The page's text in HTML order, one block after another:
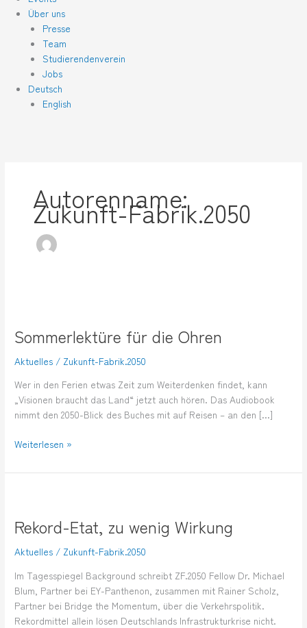
Über uns
Presse
Team
Studierendenverein
Jobs
Deutsch
English
Autorenname:
Zukunft-Fabrik.2050
Sommerlektüre für die Ohren
Aktuelles / Zukunft-Fabrik.2050
Wer in den Ferien etwas Zeit zum Weiterdenken findet, kann
„Visionen braucht das Land“ jetzt auch hören. Das Audiobook
nimmt den 2050-Blick des Buches mit auf Reisen – an den […]
die
Weiterlesen »
Rekord-Etat, zu wenig Wirkung
Aktuelles / Zukunft-Fabrik.2050
Im Tagesspiegel Background schreibt ZF.2050 Fellow Dr. Michael
Blum, Partner bei EY-Panthenon, zusammen mit Rainer Scholz,
Partner bei Bridge the Momentum, über die Verkehrspolitik.
Rekordmittel allein lösen Deutschlands Infrastrukturkrise nicht.
zu
Wirkung